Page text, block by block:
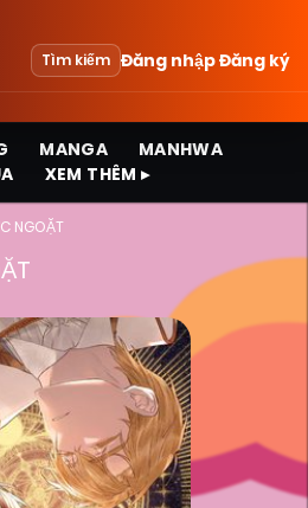
Tìm kiếm Đăng nhậpĐăng ký
MANGA
MANHWA
XEM THÊM ▸
NGOẶT